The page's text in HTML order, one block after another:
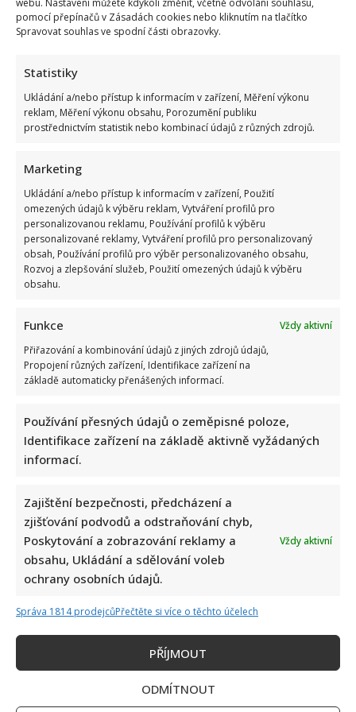
webu. Nastavení můžete kdykoli změnit, včetně odvolání souhlasu,
pomocí přepínačů v Zásadách cookies nebo kliknutím na tlačítko
Spravovat souhlas ve spodní části obrazovky.
Statistiky
Ukládání a/nebo přístup k informacím v zařízení, Měření výkonu
reklam, Měření výkonu obsahu, Porozumění publiku
prostřednictvím statistik nebo kombinací údajů z různých zdrojů.
Marketing
Ukládání a/nebo přístup k informacím v zařízení, Použití
omezených údajů k výběru reklam, Vytváření profilů pro
personalizovanou reklamu, Používání profilů k výběru
personalizované reklamy, Vytváření profilů pro personalizovaný
obsah, Používání profilů pro výběr personalizovaného obsahu,
Rozvoj a zlepšování služeb, Použití omezených údajů k výběru
obsahu.
Funkce
Vždy aktivní
Přiřazování a kombinování údajů z jiných zdrojů údajů,
Propojení různých zařízení, Identifikace zařízení na
základě automaticky přenášených informací.
Používání přesných údajů o zeměpisné poloze,
Identifikace zařízení na základě aktivně vyžádaných
informací.
Zajištění bezpečnosti, předcházení a
zjišťování podvodů a odstraňování chyb,
Poskytování a zobrazování reklamy a
obsahu, Ukládání a sdělování voleb
ochrany osobních údajů.
Vždy aktivní
Správa 1814 prodejcůPřečtěte si více o těchto účelech
PŘÍJMOUT
ODMÍTNOUT
vnoučatech,
kterých
se
„Rozmazloval
bych
je,“
tvrdí
Jak bydlí Petr Nárožný: Herec si užívá důchod v
neobvyklém bytě s výhledem na hřbitov
Richard Touš 26. 3. 2026
Petr Nárožný si užívá zasloužený důchod. Před
ruchem velkoměsta utekl do jižních Čech. Má tu
krásné bydlení,...
more
Jak
bydlí
Petr
Nárožný:
užívá
důchod
v
neobvyklém
bytě
na
hřbitov
Senátorka Vildumetzová to schytala za fotografii s
filtry. Vypadá to, jako by se inspirovala u Schillerové
Richard Touš 26. 3. 2026
Senátorka Vildumetzová některé sledující zaujala více
svou fotografií než sdělením. Změnila se k nepoznání.
about